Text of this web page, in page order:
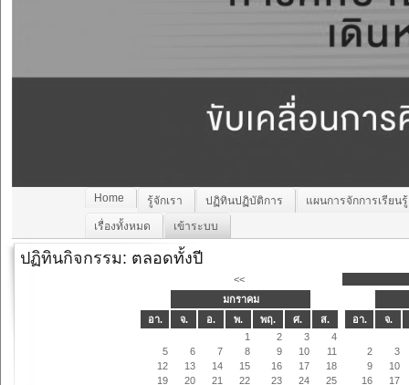
Home รู้จักเรา ปฏิทินปฏิบัติการ
แผนการจักการเรียน
เรื่องทั้งหมด
เข้าระบบ
ปฏิทินกิจกรรม: ตลอดทั้งปี
<<
มกราคม
อา.
จ. อ. พ. พฤ. ศ.
ส.
1
2 3
4
5
6 7 8 9 10
11
12
13 14 15 16 17
18
19
20 21 22 23 24
25
อา. จ.
2
3
9
10
16
17